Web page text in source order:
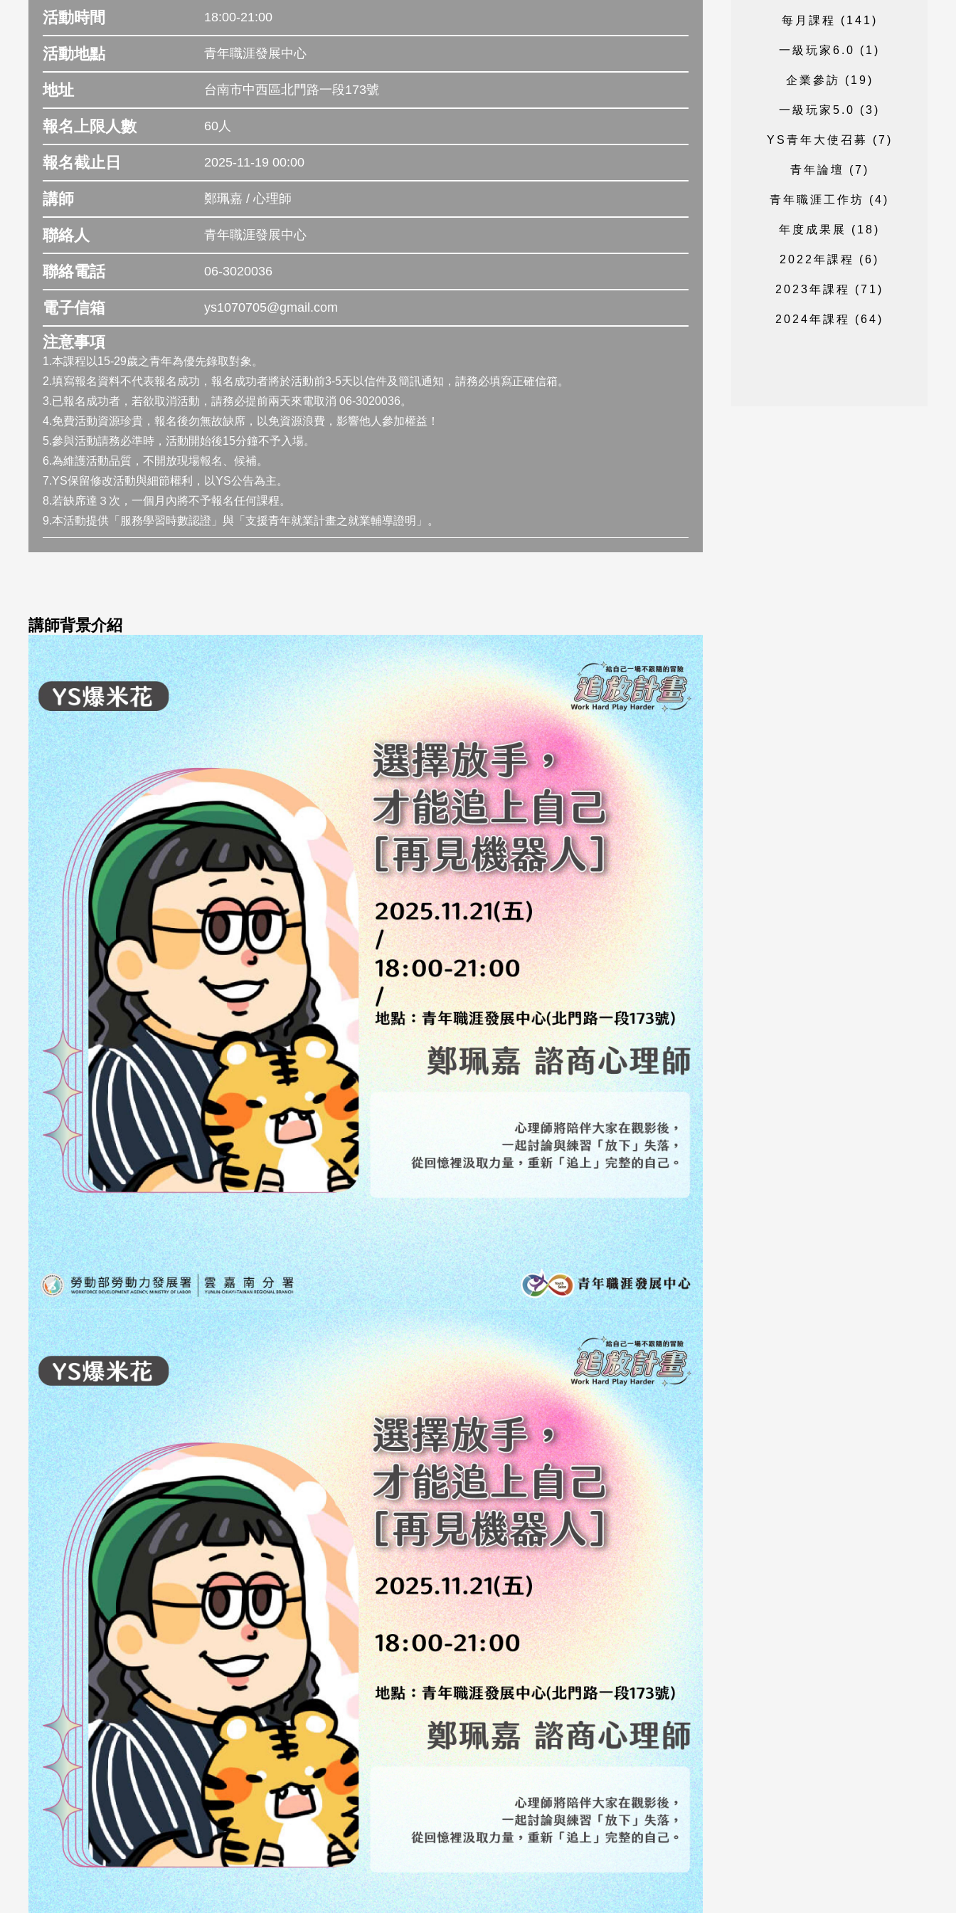
活動時間 18:00-21:00
活動地點 青年職涯發展中心
地址 台南市中西區北門路一段173號
報名上限人數 60人
報名截止日 2025-11-19 00:00
講師 鄭珮嘉 / 心理師
聯絡人 青年職涯發展中心
聯絡電話 06-3020036
電子信箱 ys1070705@gmail.com
注意事項
1.本課程以15-29歲之青年為優先錄取對象。
2.填寫報名資料不代表報名成功，報名成功者將於活動前3-5天以信件及簡訊通知，請務必填寫正確信箱。
3.已報名成功者，若欲取消活動，請務必提前兩天來電取消 06-3020036。
4.免費活動資源珍貴，報名後勿無故缺席，以免資源浪費，影響他人參加權益！
5.參與活動請務必準時，活動開始後15分鐘不予入場。
6.為維護活動品質，不開放現場報名、候補。
7.YS保留修改活動與細節權利，以YS公告為主。
8.若缺席達３次，一個月內將不予報名任何課程。
9.本活動提供「服務學習時數認證」與「支援青年就業計畫之就業輔導證明」。
講師背景介紹
每 月 課 程 ( 1 4 1 )
一 級 玩家 6 . 0 ( 1 )
企 業 參 訪 ( 1 9)
一 級 玩家 5 . 0 (3)
Y S 青年 大 使 召 募 (7 )
青年論壇 (7 )
青年職涯 工 作坊 (4)
年 度 成果 展 ( 1 8)
2 0 2 2 年課 程 (6)
2 0 2 3年課 程 (7 1 )
2 0 2 4年課 程 (64)